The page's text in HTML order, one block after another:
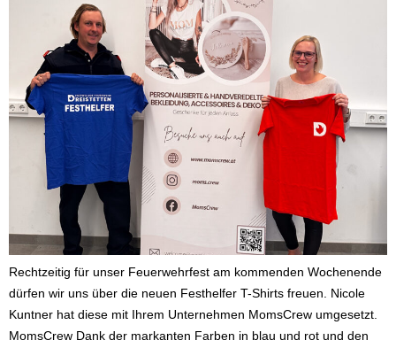
Rechtzeitig für unser Feuerwehrfest am kommenden Wochenende
dürfen wir uns über die neuen Festhelfer T-Shirts freuen. Nicole
Kuntner hat diese mit Ihrem Unternehmen MomsCrew umgesetzt.
MomsCrew Dank der markanten Farben in blau und rot und den